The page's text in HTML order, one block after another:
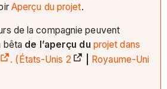
Aperçu du projet.
de la compagnie peuvent
bêta de l’aperçu du projet dans
. ( États-Unis 2
Royaume-Uni